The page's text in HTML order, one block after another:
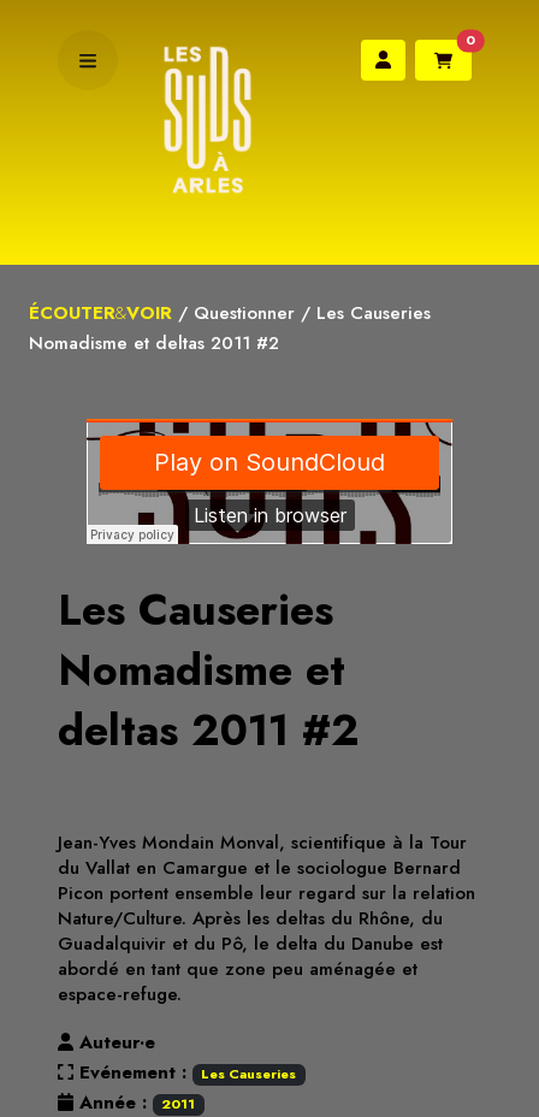
0
ÉCOUTER&VOIR / Questionner / Les Causeries
Nomadisme et deltas 2011 #2
Les Causeries
Nomadisme et
deltas 2011 #2
Jean-Yves Mondain Monval, scientifique à la Tour
du Vallat en Camargue et le sociologue Bernard
Picon portent ensemble leur regard sur la relation
Nature/Culture. Après les deltas du Rhône, du
Guadalquivir et du Pô, le delta du Danube est
abordé en tant que zone peu aménagée et
espace-refuge.
Auteur·e
Evénement :
Les Causeries
Année : 2011